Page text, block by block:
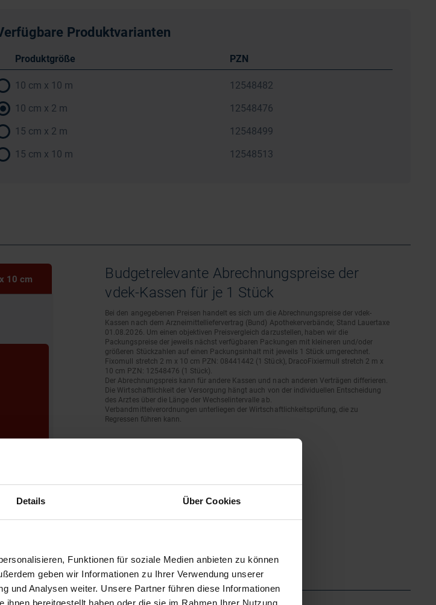
Details Über Cookies
Funktionen für soziale Medien anbieten zu können
geben wir Informationen zu Ihrer Verwendung unserer
und Analysen weiter. Unsere Partner führen diese Informationen
Produktvarianten
Produktgröße PZN
10 cm x 10 m
12548482
10 cm x 2 m
12548476
15 cm x 2 m
12548499
15 cm x 10 m
12548513
10 cm
Budgetrelevante Abrechnungspreise der
vdek-Kassen für je 1 Stück
Bei den angegebenen Preisen handelt es sich um die Abrechnungspreise der vdek-
Kassen nach dem Arzneimittelliefervertrag (Bund) Apothekerverbände; Stand Lauertaxe
01.08.2026. Um einen objektiven Preisvergleich darzustellen, haben wir die
Packungspreise der jeweils nächst verfügbaren Packungen mit kleineren und/oder
größeren Stückzahlen auf einen Packungsinhalt mit jeweils 1 Stück umgerechnet.
Fixomull stretch 2 m x 10 cm PZN: 08441442 (1 Stück), DracoFixiermull stretch 2 m x
10 cm PZN: 12548476 (1 Stück).
Der Abrechnungspreis kann für andere Kassen und nach anderen Verträgen differieren.
Die Wirtschaftlichkeit der Versorgung hängt auch von der individuellen Entscheidung
des Arztes über die Länge der Wechselintervalle ab.
Verbandmittelverordnungen unterliegen der Wirtschaftlichkeitsprüfung, die zu
Regressen führen kann.